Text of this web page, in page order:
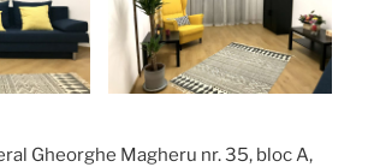
Gheorghe Magheru nr. 35, bloc A,